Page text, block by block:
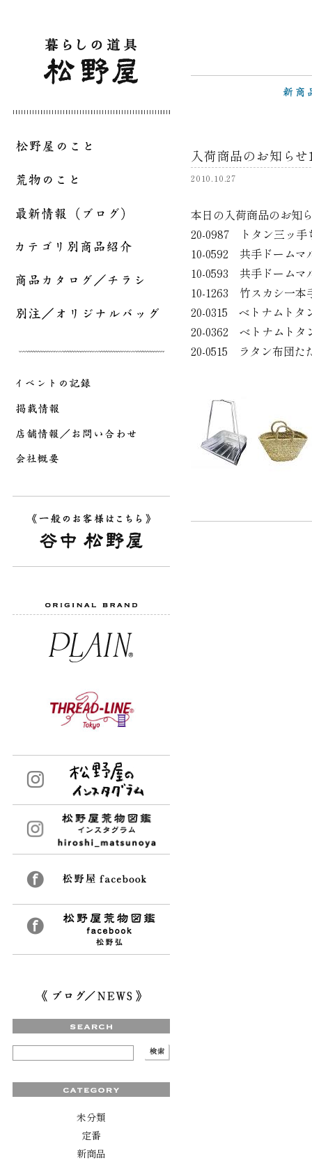
未分類
定番
新商品
入荷商品のお知らせ
2010.10.27
本日の入荷商品のお知
20-0987 トタン三ッ
10-0592 共手ドーム
10-0593 共手ドーム
10-1263 竹スカシ一
20-0315 ベトナムト
20-0362 ベトナムト
20-0515 ラタン布団